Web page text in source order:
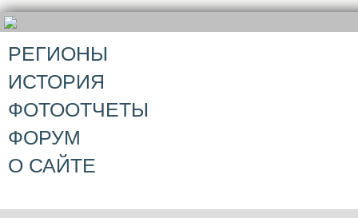
РЕГИОНЫ
ИСТОРИЯ
ФОТООТЧЕТЫ
ФОРУМ
О САЙТЕ